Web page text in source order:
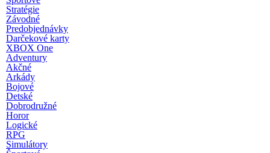
Stratégie
Závodné
Predobjednávky
Darčekové karty
XBOX One
Adventury
Akčné
Arkády
Bojové
Detské
Dobrodružné
Horor
Logické
RPG
Simulátory